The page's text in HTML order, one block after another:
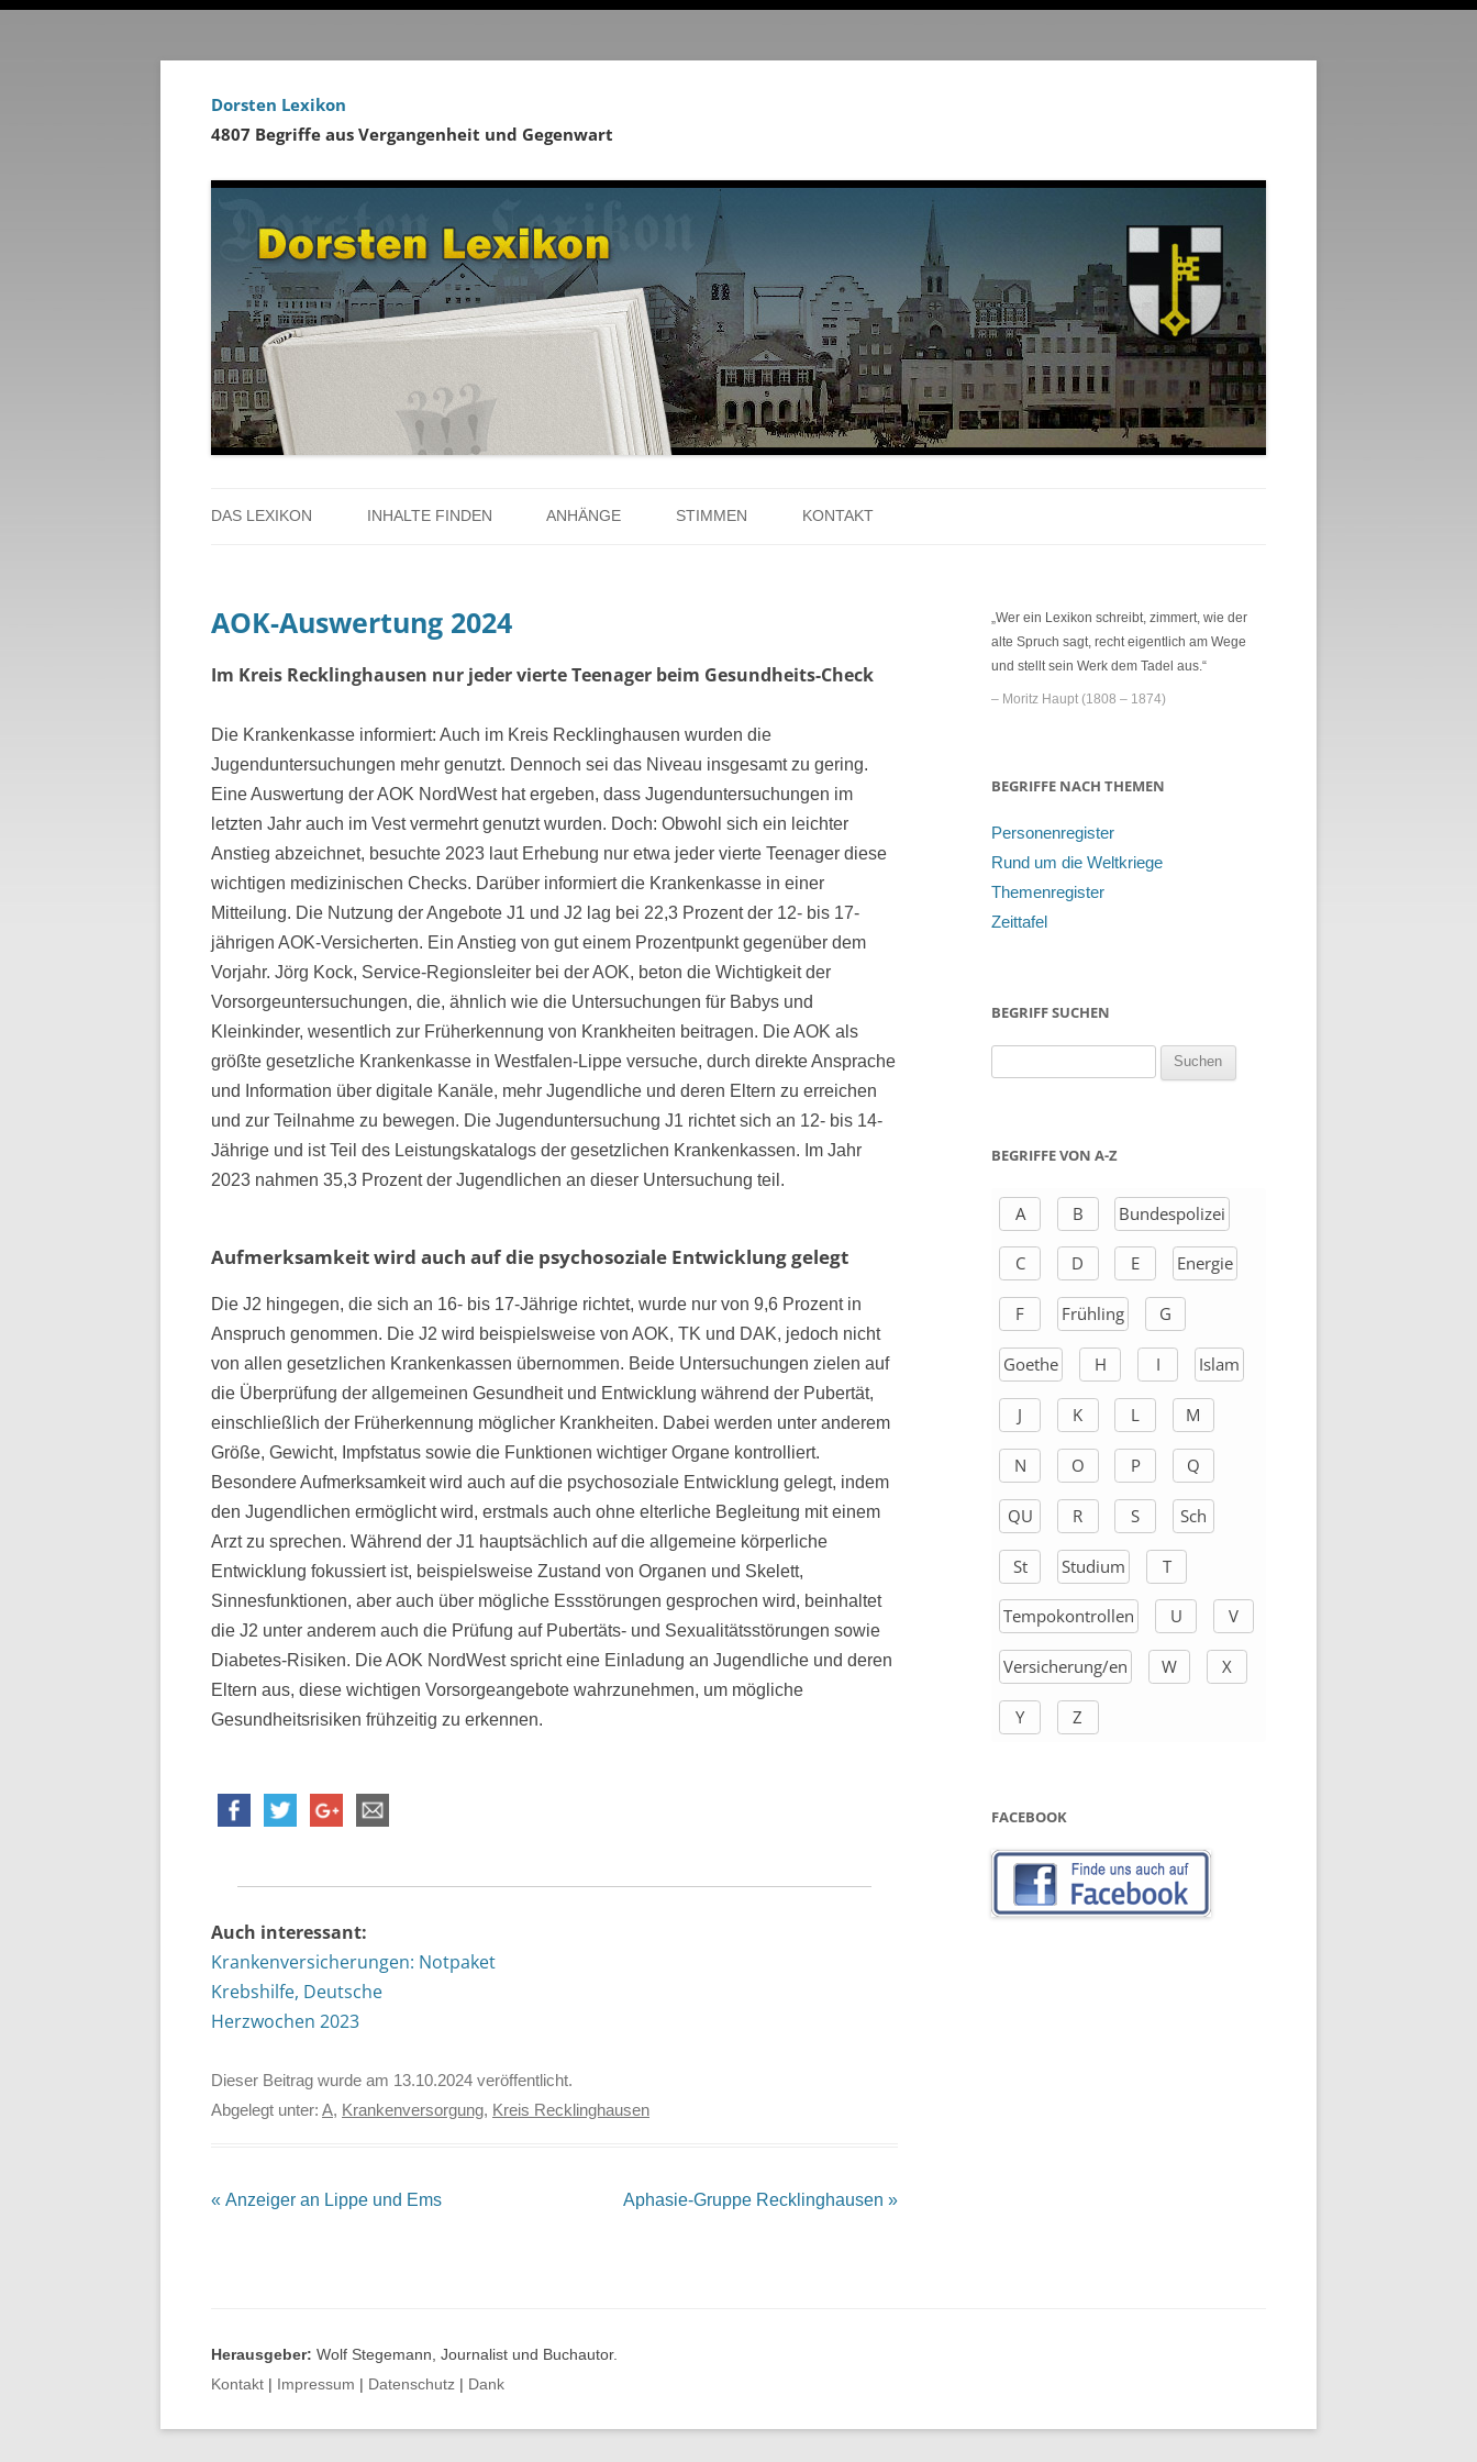
Dorsten Lexikon
4807 Begriffe aus Vergangenheit und Gegenwart
zum
DAS LEXIKON
ÜBER DAS PROJEKT
INHALTE FINDEN
PERSONENREGISTER
RUND UM DIE WELTKRIEGE
ZEITTAFEL
ANHÄNGE
LINKS
STIMMEN KONTAKT
DANK
AOK-Auswertung 2024
Im Kreis Recklinghausen nur jeder vierte Teenager beim Gesundheits-Check
Die Krankenkasse informiert: Auch im Kreis Recklinghausen wurden die
Jugenduntersuchungen mehr genutzt. Dennoch sei das Niveau insgesamt zu gering.
Eine Auswertung der AOK NordWest hat ergeben, dass Jugenduntersuchungen im
letzten Jahr auch im Vest vermehrt genutzt wurden. Doch: Obwohl sich ein leichter
Anstieg abzeichnet, besuchte 2023 laut Erhebung nur etwa jeder vierte Teenager diese
wichtigen medizinischen Checks. Darüber informiert die Krankenkasse in einer
Mitteilung. Die Nutzung der Angebote J1 und J2 lag bei 22,3 Prozent der 12- bis 17-
jährigen AOK-Versicherten. Ein Anstieg von gut einem Prozentpunkt gegenüber dem
Vorjahr. Jörg Kock, Service-Regionsleiter bei der AOK, beton die Wichtigkeit der
Vorsorgeuntersuchungen, die, ähnlich wie die Untersuchungen für Babys und
Kleinkinder, wesentlich zur Früherkennung von Krankheiten beitragen. Die AOK als
größte gesetzliche Krankenkasse in Westfalen-Lippe versuche, durch direkte Ansprache
und Information über digitale Kanäle, mehr Jugendliche und deren Eltern zu erreichen
und zur Teilnahme zu bewegen. Die Jugenduntersuchung J1 richtet sich an 12- bis 14-
Jährige und ist Teil des Leistungskatalogs der gesetzlichen Krankenkassen. Im Jahr
2023 nahmen 35,3 Prozent der Jugendlichen an dieser Untersuchung teil.
Aufmerksamkeit wird auch auf die psychosoziale Entwicklung gelegt
Die J2 hingegen, die sich an 16- bis 17-Jährige richtet, wurde nur von 9,6 Prozent in
Anspruch genommen. Die J2 wird beispielsweise von AOK, TK und DAK, jedoch nicht
von allen gesetzlichen Krankenkassen übernommen. Beide Untersuchungen zielen auf
die Überprüfung der allgemeinen Gesundheit und Entwicklung während der Pubertät,
einschließlich der Früherkennung möglicher Krankheiten. Dabei werden unter anderem
Größe, Gewicht, Impfstatus sowie die Funktionen wichtiger Organe kontrolliert.
Besondere Aufmerksamkeit wird auch auf die psychosoziale Entwicklung gelegt, indem
den Jugendlichen ermöglicht wird, erstmals auch ohne elterliche Begleitung mit einem
Arzt zu sprechen. Während der J1 hauptsächlich auf die allgemeine körperliche
Entwicklung fokussiert ist, beispielsweise Zustand von Organen und Skelett,
Sinnesfunktionen, aber auch über mögliche Essstörungen gesprochen wird, beinhaltet
die J2 unter anderem auch die Prüfung auf Pubertäts- und Sexualitätsstörungen sowie
Diabetes-Risiken. Die AOK NordWest spricht eine Einladung an Jugendliche und deren
Eltern aus, diese wichtigen Vorsorgeangebote wahrzunehmen, um mögliche
Gesundheitsrisiken frühzeitig zu erkennen.
Auch interessant:
Krankenversicherungen: Notpaket
Krebshilfe, Deutsche
Herzwochen 2023
Dieser Beitrag wurde am 13.10.2024 veröffentlicht.
Abgelegt unter: A, Krankenversorgung, Kreis Recklinghausen
Beitrags-
« Anzeiger an Lippe und Ems Aphasie-Gruppe Recklinghausen »
„Wer ein Lexikon schreibt, zimmert, wie der
alte Spruch sagt, recht eigentlich am Wege
und stellt sein Werk dem Tadel aus.“
– Moritz Haupt (1808 – 1874)
BEGRIFFE NACH THEMEN
Personenregister
Rund um die Weltkriege
Themenregister
Zeittafel
BEGRIFF SUCHEN
h
h
BEGRIFFE VON A-Z
A B Bundespolizei
C D E Energie
F Frühling G
Goethe H I Islam
J K L M
N O P Q
QU R S Sch
St Studium T
Tempokontrollen U V
Versicherung/en W X
Y Z
FACEBOOK
Herausgeber: Wolf Stegemann, Journalist und Buchautor.
Kontakt
Impressum Datenschutz Dank